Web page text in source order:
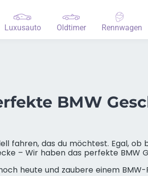
Luxusauto Oldtimer Rennwagen
BMW
fahren, das du möchtest. Egal, ob
– Wir haben das perfekte BMW
heute und zaubere einem